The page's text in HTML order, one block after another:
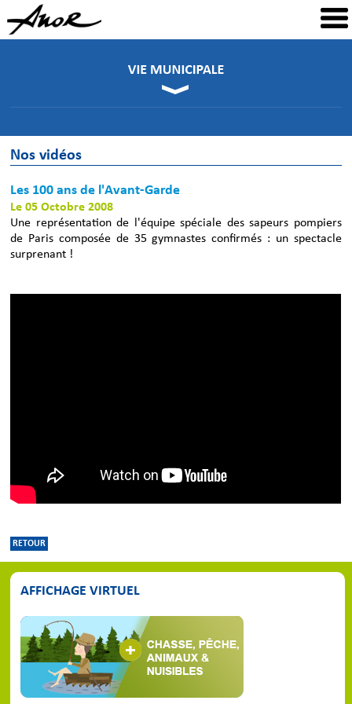
Nos vidéos
Les 100 ans de l'Avant-Garde
Le 05 Octobre 2008
Une représentation de l'équipe spéciale des sapeurs pompiers
de Paris composée de 35 gymnastes confirmés : un spectacle
surprenant !
RETOUR
AFFICHAGE VIRTUEL